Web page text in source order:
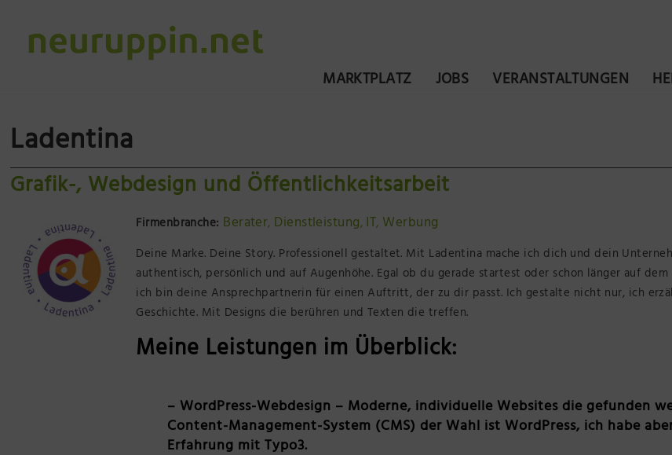
MARKTPLATZ JOBS VERANSTALTUNGEN
Ladentina
Grafik-, Webdesign und Öffentlichkeitsarbeit
Firmenbranche: Berater, Dienstleistung,IT, Werbung
Deine Marke. Deine Story. Professionell gestaltet. Mit Ladentina mache ich dich und dein
authentisch, persönlich und auf Augenhöhe. Egal ob du gerade startest oder schon länger auf
ich bin deine Ansprechpartnerin für einen Auftritt, der zu dir passt. Ich gestalte nicht nur, ich
Geschichte. Mit Designs die berühren und Texten die treffen.
Meine Leistungen im Überblick:
– WordPress-Webdesign – Moderne, individuelle Websites die gefunden
Content-Management-System (CMS) der Wahl ist WordPress, ich habe
Erfahrung mit Typo3.